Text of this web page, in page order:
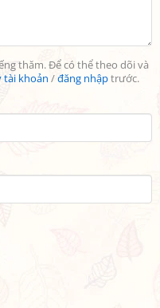
thăm. Để có thể theo dõi và
tài khoản /đăng nhậptrước.